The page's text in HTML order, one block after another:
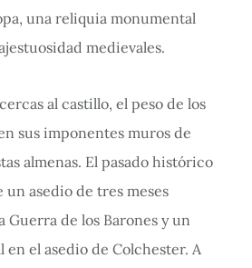
una reliquia monumental
medievales.
al castillo, el peso de los
sus imponentes muros de
almenas. El pasado histórico
asedio de tres meses
Guerra de los Barones y un
el asedio de Colchester. A